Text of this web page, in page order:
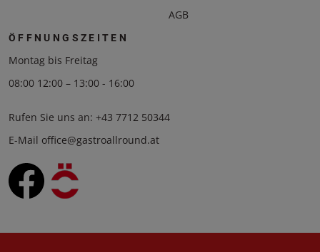
AGB
ÖFFNUNGSZEITEN
Montag bis Freitag
08:00 12:00 – 13:00 - 16:00
Rufen Sie uns an: +43 7712 50344
E-Mail office@gastroallround.at